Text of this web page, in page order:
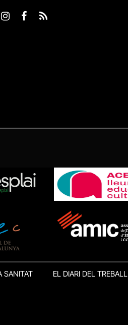
Instagram
Facebook
RSS
SANITAT EL DIARI DEL TREBALL